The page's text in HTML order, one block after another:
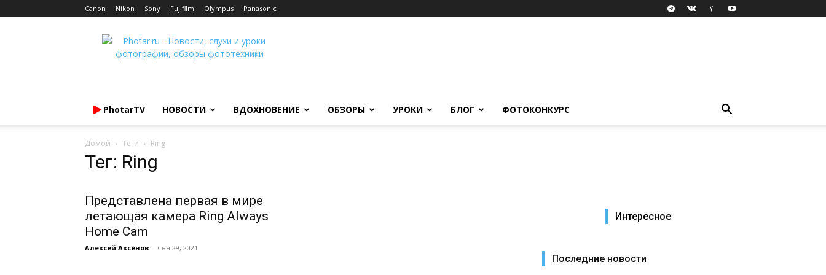
Canon Nikon Sony Fujifilm Olympus Panasonic
Photar.ru
PhotarTV НОВОСТИ ВДОХНОВЕНИЕ ОБЗОРЫ УРОКИ БЛОГ ФОТОКОНКУРС
Домой Теги Ring
Тег: Ring
Представлена первая в мире
летающая камера Ring Always
Home Cam
Алексей Аксёнов - Сен 29, 2021
Интересное
Последние новости